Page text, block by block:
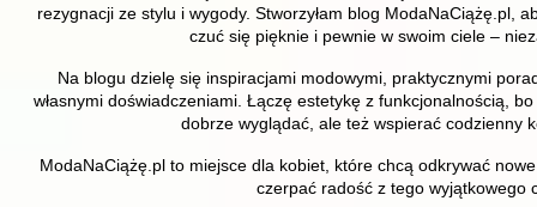
rezygnacji ze stylu i wygody. Stworzyłam blog ModaNaCiążę.pl,
czuć się pięknie i pewnie w swoim ciele –
Na blogu dzielę się inspiracjami modowymi, praktycznymi
własnymi doświadczeniami. Łączę estetykę z funkcjonalnością,
dobrze wyglądać, ale też wspierać codzienny
ModaNaCiążę.pl to miejsce dla kobiet, które chcą odkrywać
czerpać radość z tego wyjątkowego